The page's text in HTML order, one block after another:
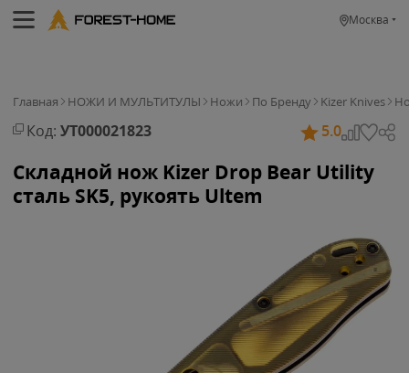
Москва
Главная НОЖИ И МУЛЬТИТУЛЫ Ножи По Бренду Kizer Knives
Код: УТ000021823 5.0
Складной нож Kizer Drop Bear Utility
сталь SK5, рукоять Ultem